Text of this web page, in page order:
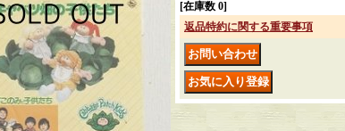
[在庫数 0]
返品特約に関する重要事項